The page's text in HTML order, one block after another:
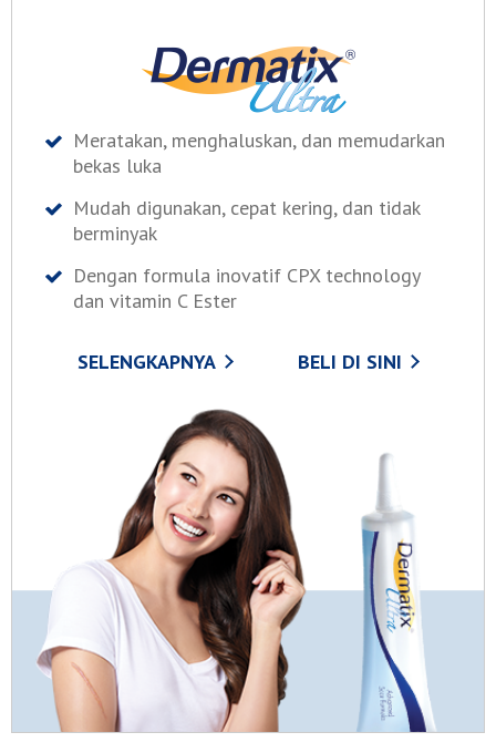
Meratakan, menghaluskan, dan memudarkan
bekas luka
Mudah digunakan, cepat kering, dan tidak
berminyak
Dengan formula inovatif CPX technology
dan vitamin C Ester
SELENGKAPNYA BELI DI SINI